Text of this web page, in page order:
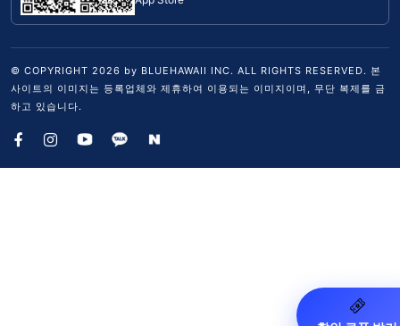
© COPYRIGHT 2026 by BLUEHAWAII INC. ALL RIGHTS RESERVED. 본
사이트의 이미지는 등록업체와 제휴하여 이용되는 이미지이며, 무단 복제를 금
하고 있습니다.